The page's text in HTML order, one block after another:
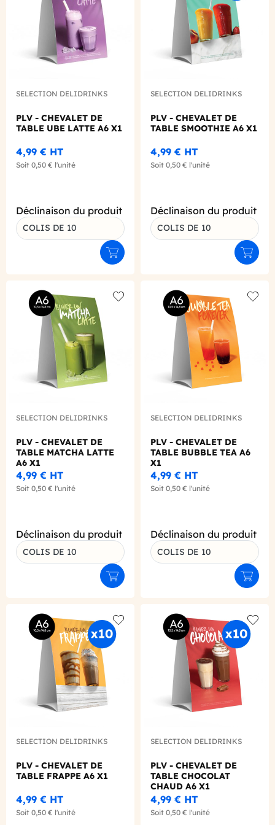
SELECTION DELIDRINKS
PLV - CHEVALET DE
TABLE UBE LATTE A6 X1
4,99 € HT
Soit 0,50 € l'unité
Déclinaison du produit
COLIS DE 10
Ajouter au panier
SELECTION DELIDRINKS
PLV - CHEVALET DE
TABLE SMOOTHIE A6 X1
4,99 € HT
Soit 0,50 € l'unité
Déclinaison du produit
COLIS DE 10
Add to wishlist
SELECTION DELIDRINKS
PLV - CHEVALET DE
TABLE MATCHA LATTE
A6 X1
4,99 € HT
Soit 0,50 € l'unité
Déclinaison du produit
COLIS DE 10
Ajouter au panier
SELECTION DELIDRINKS
PLV - CHEVALET DE
TABLE BUBBLE TEA A6
X1
4,99 € HT
Soit 0,50 € l'unité
Déclinaison du produit
COLIS DE 10
Add to wishlist
SELECTION DELIDRINKS
PLV - CHEVALET DE
TABLE FRAPPE A6 X1
4,99 € HT
Soit 0,50 € l'unité
Add
SELECTION DELIDRINKS
PLV - CHEVALET DE
TABLE CHOCOLAT
CHAUD A6 X1
4,99 € HT
Soit 0,50 € l'unité